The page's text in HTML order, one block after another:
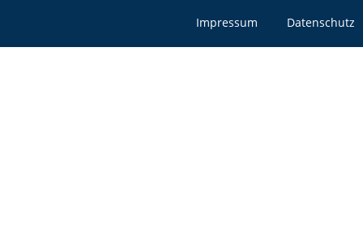
Impressum Datenschutz